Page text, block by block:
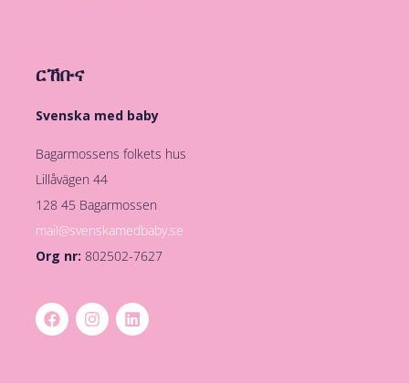
ርኸቡና
Svenska med baby
Bagarmossens folkets hus
Lillåvägen 44
128 45 Bagarmossen
mail@svenskamedbaby.se
Org nr: 802502-7627